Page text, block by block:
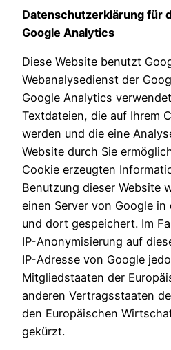
Datenschutzerklärung für
Google Analytics
Diese Website benutzt
Webanalysedienst der
Google Analytics
Textdateien, die auf Ihrem
werden und die eine
Website durch Sie
Cookie erzeugten
Benutzung dieser Website
einen Server von Google in
und dort gespeichert. Im
IP-Anonymisierung auf
IP-Adresse von Google
Mitgliedstaaten der
anderen Vertragsstaaten
den Europäischen
gekürzt.